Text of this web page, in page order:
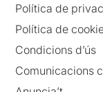
Política de
Política de
Condicions d’ús
Comunicacions